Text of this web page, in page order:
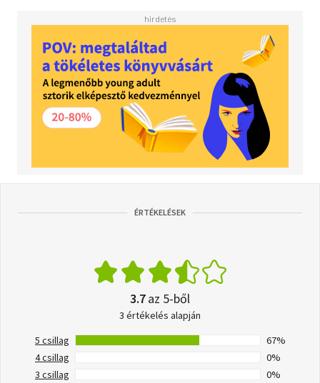
ÉRTÉKELÉSEK
3.7az 5-ből
3 értékelés alapján
5 csillag
67%
4 csillag
0%
3 csillag
0%